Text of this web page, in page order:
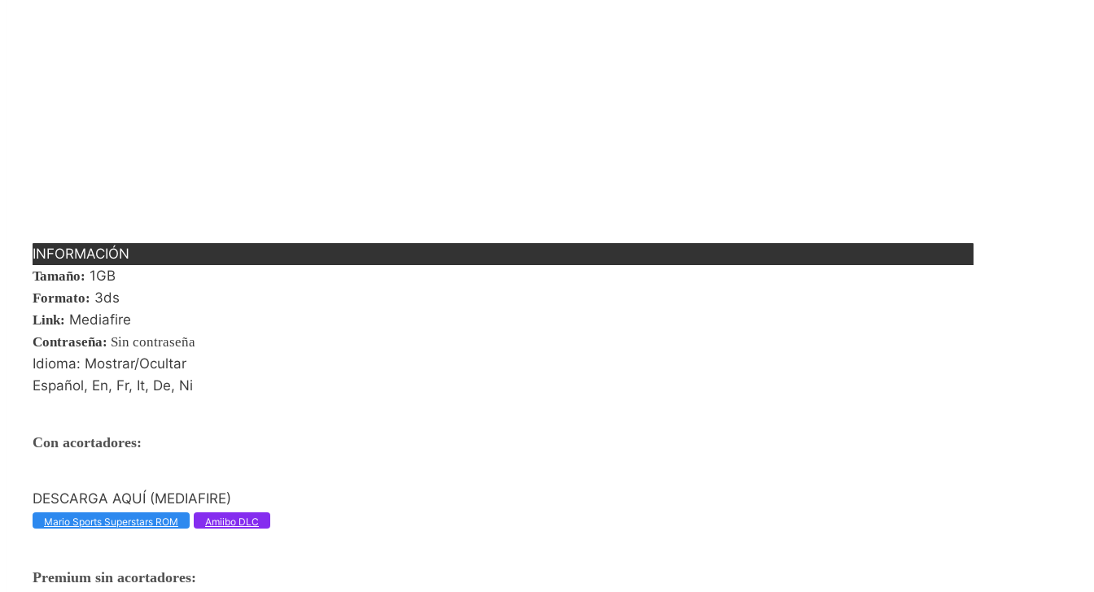
INFORMACIÓN
Tamaño: 1GB
Formato: 3ds
Link: Mediafire
Contraseña: Sin contraseña
Idioma: Mostrar/Ocultar
Español, En, Fr, It, De, Ni
Con acortadores:
DESCARGA AQUÍ (MEDIAFIRE)
Mario Sports Superstars ROM Amiibo DLC
Premium sin acortadores: